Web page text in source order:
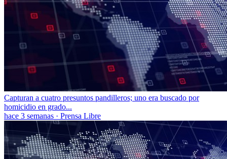
Capturan a cuatro presuntos pandilleros; uno era buscado por
homicidio en grado...
hace 3 semanas · Prensa Libre